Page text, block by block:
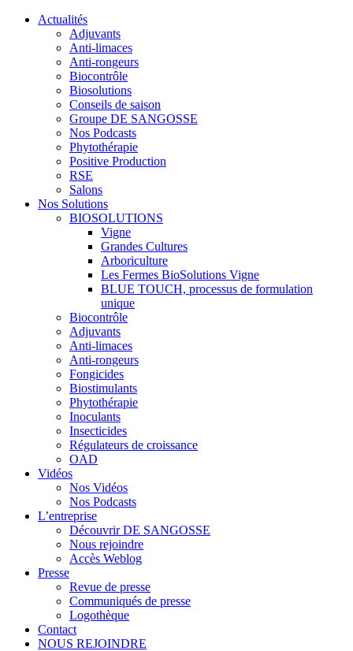
Actualités
Adjuvants
Anti-limaces
Anti-rongeurs
Biocontrôle
Biosolutions
Conseils de saison
Groupe DE SANGOSSE
Nos Podcasts
Phytothérapie
Positive Production
RSE
Salons
Nos Solutions
BIOSOLUTIONS
Vigne
Grandes Cultures
Arboriculture
Les Fermes BioSolutions Vigne
BLUE TOUCH, processus de formulation
unique
Biocontrôle
Adjuvants
Anti-limaces
Anti-rongeurs
Fongicides
Biostimulants
Phytothérapie
Inoculants
Insecticides
Régulateurs de croissance
OAD
Vidéos
Nos Vidéos
Nos Podcasts
L’entreprise
Découvrir DE SANGOSSE
Nous rejoindre
Accès Weblog
Presse
Revue de presse
Communiqués de presse
Logothèque
Contact
NOUS REJOINDRE